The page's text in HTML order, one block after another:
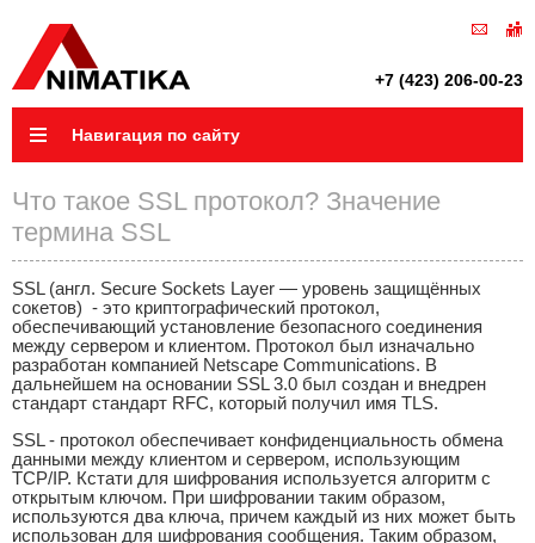
+7 (423) 206-00-23
Навигация по сайту
Что такое SSL протокол? Значение
термина SSL
SSL (англ. Secure Sockets Layer — уровень защищённых
сокетов) - это криптографический протокол,
обеспечивающий установление безопасного соединения
между сервером и клиентом. Протокол был изначально
разработан компанией Netscape Communications. В
дальнейшем на основании SSL 3.0 был создан и внедрен
стандарт стандарт RFC, который получил имя TLS.
SSL - протокол обеспечивает конфиденциальность обмена
данными между клиентом и сервером, использующим
TCP/IP. Кстати для шифрования используется алгоритм с
открытым ключом. При шифровании таким образом,
используются два ключа, причем каждый из них может быть
использован для шифрования сообщения. Таким образом,